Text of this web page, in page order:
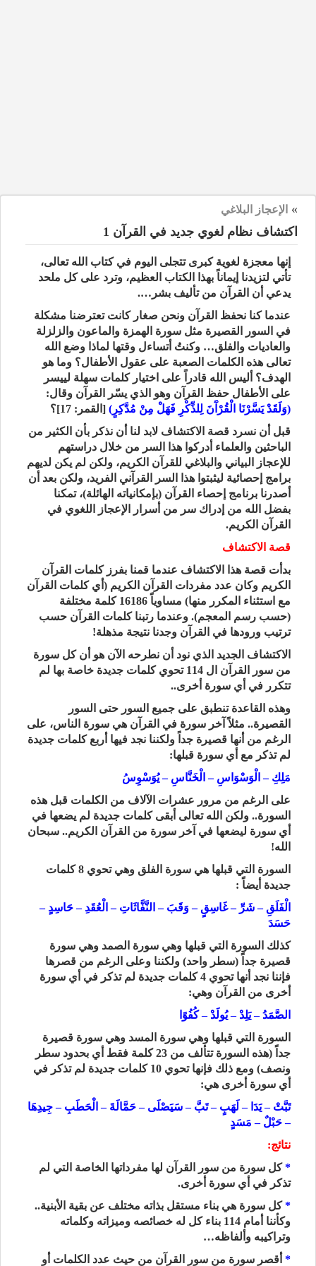
» الإعجاز البلاغي
اكتشاف نظام لغوي جديد في القرآن 1‏
إنها معجزة لغوية كبرى تتجلى اليوم في كتاب الله تعالى،
تأتي لتزيدنا إيماناً بهذا الكتاب العظيم، وترد على كل ملحد
يدعي أن القرآن من تأليف بشر….
عندما كنا نحفظ القرآن ونحن صغار كانت تعترضنا مشكلة
في السور القصيرة مثل سورة الهمزة والماعون والزلزلة
والعاديات والفلق… وكنتُ أتساءل وقتها لماذا وضع الله
تعالى هذه الكلمات الصعبة على عقول الأطفال؟ وما هو
الهدف؟ أليس الله قادراً على اختيار كلمات سهلة لييسر
على الأطفال حفظ القرآن وهو الذي يسّر القرآن وقال:
(وَلَقَدْ يَسَّرْنَا الْقُرْآَنَ لِلذِّكْرِ فَهَلْ مِنْ مُدَّكِرٍ)[القمر: 17]؟
قبل أن نسرد قصة الاكتشاف لابد لنا أن نذكر بأن الكثير من
الباحثين والعلماء أدركوا هذا السر من خلال دراستهم
للإعجاز البياني والبلاغي للقرآن الكريم، ولكن لم يكن لديهم
برامج إحصائية ليثبتوا هذا السر القرآني الفريد، ولكن بعد أن
أصدرنا برنامج إحصاء القرآن (بإمكانياته الهائلة)، تمكنا
بفضل الله من إدراك سر من أسرار الإعجاز اللغوي في
القرآن الكريم.
قصة الاكتشاف
بدأت قصة هذا الاكتشاف عندما قمنا بفرز كلمات القرآن
الكريم وكان عدد مفردات القرآن الكريم (أي كلمات القرآن
مع استثناء المكرر منها) مساوياً 16186 كلمة مختلفة
(حسب رسم المعجم). وعندما رتبنا كلمات القرآن حسب
ترتيب ورودها في القرآن وجدنا نتيجة مذهلة!
الاكتشاف الجديد الذي نود أن نطرحه الآن هو أن كل سورة
من سور القرآن ال 114 تحوي كلمات جديدة خاصة بها لم
تتكرر في أي سورة أخرى..
وهذه القاعدة تنطبق على جميع السور حتى السور
القصيرة.. مثلاً آخر سورة في القرآن هي سورة الناس، على
الرغم من أنها قصيرة جداً ولكننا نجد فيها أربع كلمات جديدة
لم تذكر مع أي سورة قبلها:
مَلِكِ – الْوَسْوَاسِ – الْخَنَّاسِ – يُوَسْوِسُ
على الرغم من مرور عشرات الآلاف من الكلمات قبل هذه
السورة.. ولكن الله تعالى أبقى كلمات جديدة لم يضعها في
أي سورة ليضعها في آخر سورة من القرآن الكريم.. سبحان
الله!
السورة التي قبلها هي سورة الفلق وهي تحوي 8 كلمات
جديدة أيضاً :
الْفَلَقِ – شَرِّ – غَاسِقٍ – وَقَبَ – النَّفَّاثَاتِ – الْعُقَدِ – حَاسِدٍ –
حَسَدَ
كذلك السورة التي قبلها وهي سورة الصمد وهي سورة
قصيرة جداً (سطر واحد) ولكننا وعلى الرغم من قصرها
فإننا نجد أنها تحوي 4 كلمات جديدة لم تذكر في أي سورة
أخرى من القرآن وهي:
الصَّمَدُ – يَلِدْ – يُولَدْ – كُفُوًا
السورة التي قبلها وهي سورة المسد وهي سورة قصيرة
جداً
(هذه السورة تتألف من 23 كلمة فقط أي بحدود سطر
ونصف) ومع ذلك فإنها تحوي 10 كلمات جديدة لم تذكر في
أي سورة أخرى هي:
تَبَّتْ – يَدَا – لَهَبٍ – تَبَّ – سَيَصْلَى – حَمَّالَةَ – الْحَطَبِ – جِيدِهَا
– حَبْلٌ – مَسَدٍ
نتائج:
*كل سورة من سور القرآن لها مفرداتها الخاصة التي لم
تذكر في أي سورة أخرى.
*كل سورة هي بناء مستقل بذاته مختلف عن بقية الأبنية..
وكأننا أمام 114 بناء كل له خصائصه وميزاته وكلماته
وتراكيبه وألفاظه…
* أقصر سورة من سور القرآن من حيث عدد الكلمات أو